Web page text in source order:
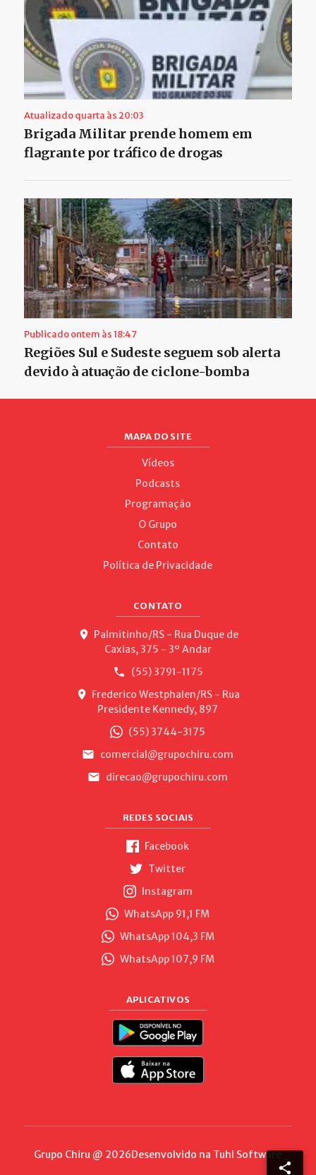
Atualizado quarta às 20:03
Brigada Militar prende homem em
flagrante por tráfico de drogas
Publicado ontem às 18:47
Regiões Sul e Sudeste seguem sob alerta
devido à atuação de ciclone-bomba
MAPA DO SITE
Vídeos
Podcasts
Programação
O Grupo
Contato
Política de Privacidade
CONTATO
Palmitinho/RS - Rua Duque de
Caxias, 375 - 3º Andar
(55) 3791-1175
Frederico Westphalen/RS - Rua
Presidente Kennedy, 897
(55) 3744-3175
comercial@grupochiru.com
direcao@grupochiru.com
REDES SOCIAIS
Facebook
Twitter
Instagram
WhatsApp 91,1 FM
WhatsApp 104,3 FM
WhatsApp 107,9 FM
APLICATIVOS
Grupo Chiru @ 2026Desenvolvido na Tuhl Software